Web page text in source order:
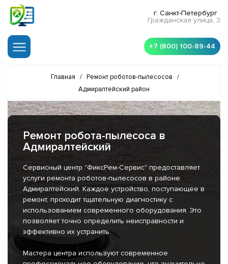
г. Санкт-Петербург
Гражданская улица, 3
+7 (800) 100-89-44
Главная / Ремонт роботов-пылесосов
/
Адмиралтейский район
Ремонт робота-пылесоса в
Адмиралтейский
Сервисный центр "ФиксРем-Сервис" предоставляет
услуги ремонта роботов-пылесосов в районе
Адмиралтейский. Каждое устройство, поступающее в
ремонт, проходит тщательную диагностику с
использованием современного оборудования. Это
позволяет точно определить неисправности и
эффективно их устранить.
Мастера центра используют современное